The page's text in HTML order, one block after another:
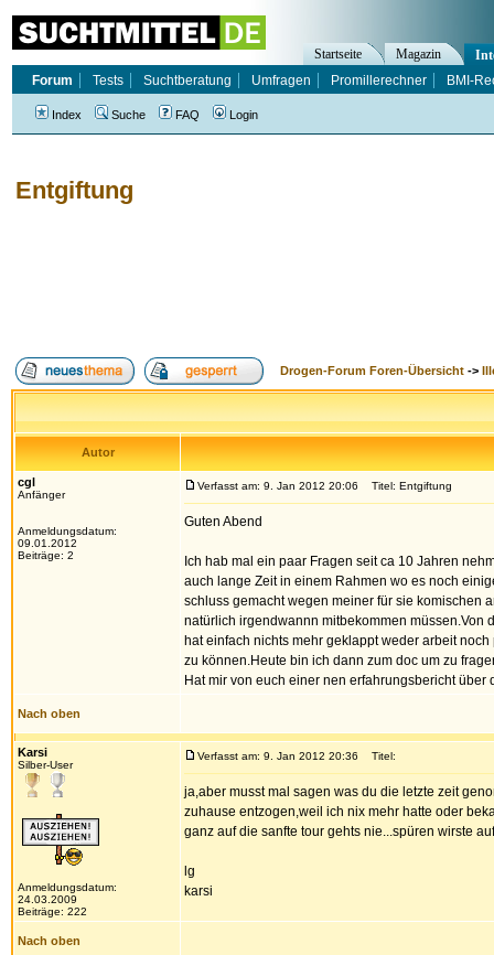
Entgiftung
Drogen-Forum Foren-Übersicht ->
Autor
cgl
Anfänger
Anmeldungsdatum:
09.01.2012
Beiträge: 2
Verfasst am: 9. Jan 2012 20:06 Titel: Entgiftung
Guten Abend
Ich hab mal ein paar Fragen seit ca 10 Jahren
auch lange Zeit in einem Rahmen wo es noch
schluss gemacht wegen meiner für sie komischen
natürlich irgendwannn mitbekommen müssen.Von
hat einfach nichts mehr geklappt weder arbeit
zu können.Heute bin ich dann zum doc um zu
Hat mir von euch einer nen erfahrungsbericht
Nach oben
Karsi
Silber-User
Anmeldungsdatum:
24.03.2009
Beiträge: 222
Verfasst am: 9. Jan 2012 20:36 Titel:
ja,aber musst mal sagen was du die letzte zeit
zuhause entzogen,weil ich nix mehr hatte oder
ganz auf die sanfte tour gehts nie...spüren wirste
lg
karsi
Nach oben
Startseite Magazin
Forum
Tests Suchtberatung Umfragen Promillerechner BMI-
Index Suche FAQ Login